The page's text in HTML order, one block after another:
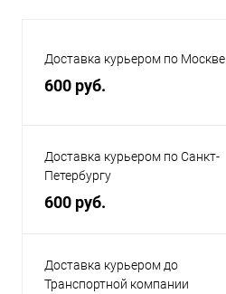
Доставка курьером по Москве
600 руб.
Доставка курьером по Санкт-
Петербургу
600 руб.
Доставка курьером до
Транспортной компании